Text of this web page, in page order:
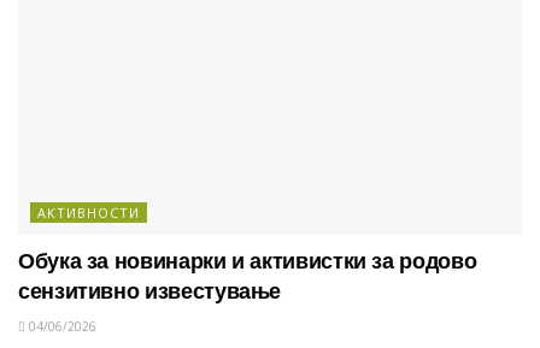
АКТИВНОСТИ
Обука за новинарки и активистки за родово
сензитивно известување
04/06/2026